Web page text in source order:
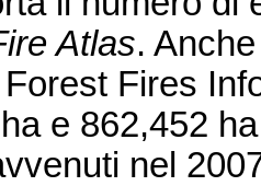
Atlas.
Forest Fires
e 862,452
nel